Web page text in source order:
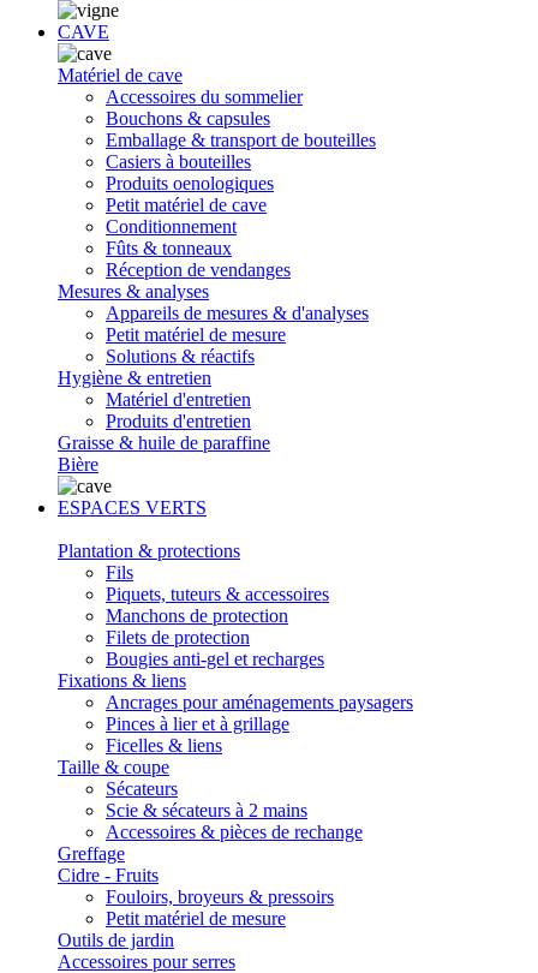
CAVE
Matériel de cave
Accessoires du sommelier
Bouchons & capsules
Emballage & transport de bouteilles
Casiers à bouteilles
Produits oenologiques
Petit matériel de cave
Conditionnement
Fûts & tonneaux
Réception de vendanges
Mesures & analyses
Appareils de mesures & d'analyses
Petit matériel de mesure
Solutions & réactifs
Hygiène & entretien
Matériel d'entretien
Produits d'entretien
Graisse & huile de paraffine
Bière
ESPACES VERTS
Plantation & protections
Fils
Piquets, tuteurs & accessoires
Manchons de protection
Filets de protection
Bougies anti-gel et recharges
Fixations & liens
Ancrages pour aménagements paysagers
Pinces à lier et à grillage
Ficelles & liens
Taille & coupe
Sécateurs
Scie & sécateurs à 2 mains
Accessoires & pièces de rechange
Greffage
Cidre - Fruits
Fouloirs, broyeurs & pressoirs
Petit matériel de mesure
Outils de jardin
Accessoires pour serres